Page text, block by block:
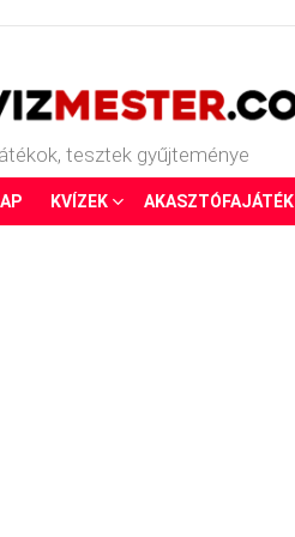
tesztek gyűjteménye
KVÍZEK AKASZTÓFAJÁTÉK